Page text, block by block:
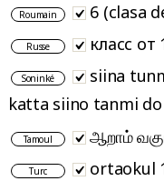
Roumain 6 (clasa
Russe класс от
Soninké
siina
katta siino tanmi
Tamoul ஆறாம்
Turc ortaokul